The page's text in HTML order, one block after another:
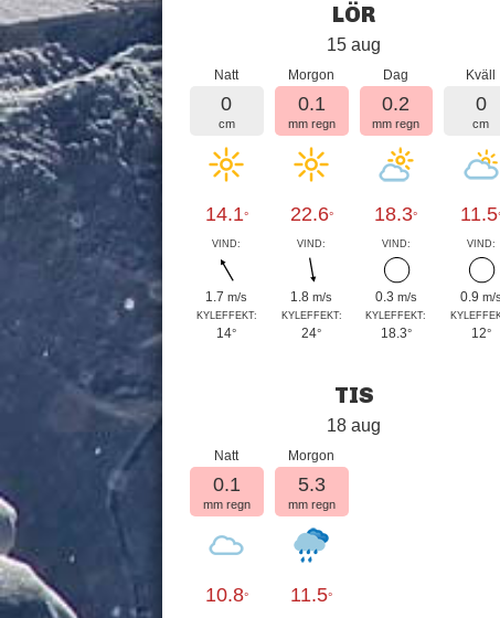
LÖR
15 aug
Natt
0
cm
14.1°
VIND:
1.7m/s
KYLEFFEKT:
14°
Morgon
0.1
mm regn
22.6°
VIND:
1.8m/s
KYLEFFEKT:
24°
Dag
0.2
mm regn
18.3°
VIND:
0.3 m/s
KYLEFFEKT:
18.3°
Kväll
0
cm
11.5
VIND:
0.9 m/s
12°
TIS
18 aug
Natt
0.1
mm regn
10.8°
Morgon
5.3
mm regn
11.5°